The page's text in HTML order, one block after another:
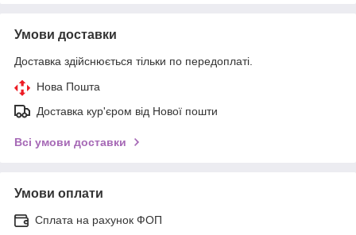
Умови доставки
Доставка здійснюється тільки по передоплаті.
Нова Пошта
Доставка кур'єром від Нової пошти
Всі умови доставки
Умови оплати
Сплата на рахунок ФОП